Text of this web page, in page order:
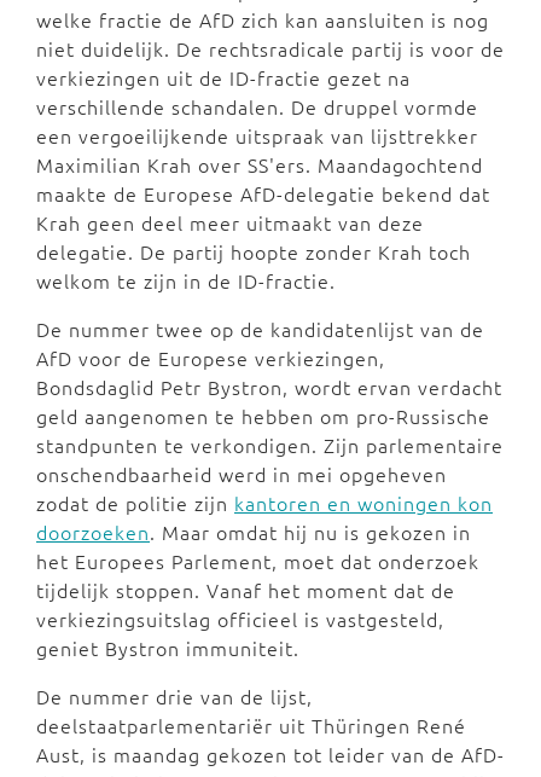
welke fractie de AfD zich kan aansluiten is nog
niet duidelijk. De rechtsradicale partij is voor de
verkiezingen uit de ID-fractie gezet na
verschillende schandalen. De druppel vormde
een vergoeilijkende uitspraak van lijsttrekker
Maximilian Krah over SS'ers. Maandagochtend
maakte de Europese AfD-delegatie bekend dat
Krah geen deel meer uitmaakt van deze
delegatie. De partij hoopte zonder Krah toch
welkom te zijn in de ID-fractie.
De nummer twee op de kandidatenlijst van de
AfD voor de Europese verkiezingen,
Bondsdaglid Petr Bystron, wordt ervan verdacht
geld aangenomen te hebben om pro-Russische
standpunten te verkondigen. Zijn parlementaire
onschendbaarheid werd in mei opgeheven
zodat de politie zijn kantoren en woningen kon
doorzoeken. Maar omdat hij nu is gekozen in
het Europees Parlement, moet dat onderzoek
tijdelijk stoppen. Vanaf het moment dat de
verkiezingsuitslag officieel is vastgesteld,
geniet Bystron immuniteit.
De nummer drie van de lijst,
deelstaatparlementariër uit Thüringen René
Aust, is maandag gekozen tot leider van de AfD-